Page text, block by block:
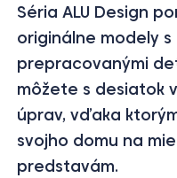
Séria ALU Design
originálne modely s
prepracovanými
môžete s desiatok
úprav, vďaka
svojho domu na